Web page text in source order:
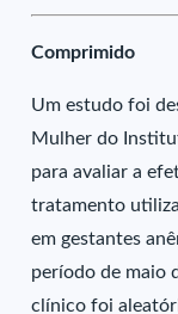
Comprimido
Um estudo foi
Mulher do
para avaliar a
tratamento
em gestantes
período de maio
clínico foi